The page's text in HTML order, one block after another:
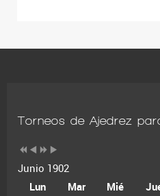
Torneos de Ajedrez
Junio 1902
Lun
Mar Mié